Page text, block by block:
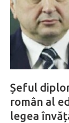
Șeful
român al
legea